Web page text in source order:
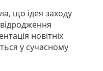
що ідея заходу
новітніх
у сучасному